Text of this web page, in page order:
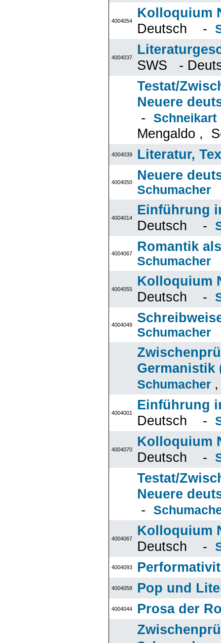
4004054
Kolloquium
Deutsch -
4004037
SWS -
Testat/
Neuere
- Schneikart
Mengaldo ,
4004039 Literatur,
4004050 Neuere
Schumacher
4004014
Einführung
Deutsch -
4004067 Romantik
Schumacher
4004055
Kolloquium
Deutsch -
4004049
Schumacher
Germanistik
Schumacher
4004001
Einführung
Deutsch -
4004070
Kolloquium
Deutsch -
Testat/
Neuere
-
4004067
Kolloquium
Deutsch -
4004093
4004058 Pop und
4004044
Prosa der